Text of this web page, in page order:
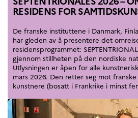
RESIDENS FOR
De franske instituttene i Danmark,
har gleden av å presentere det
residensprogrammet:
gjennom stillheten på den nordiske
Utlysningen er åpen for alle
mars 2026. Den retter seg mot
kunstnere (bosatt i Frankrike i minst